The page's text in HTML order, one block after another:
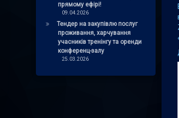
прямому ефірі!
09.04.2026
Тендер на закупівлю послуг
проживання, харчування
учасників тренінгу та оренди
конференц-залу
25.03.2026